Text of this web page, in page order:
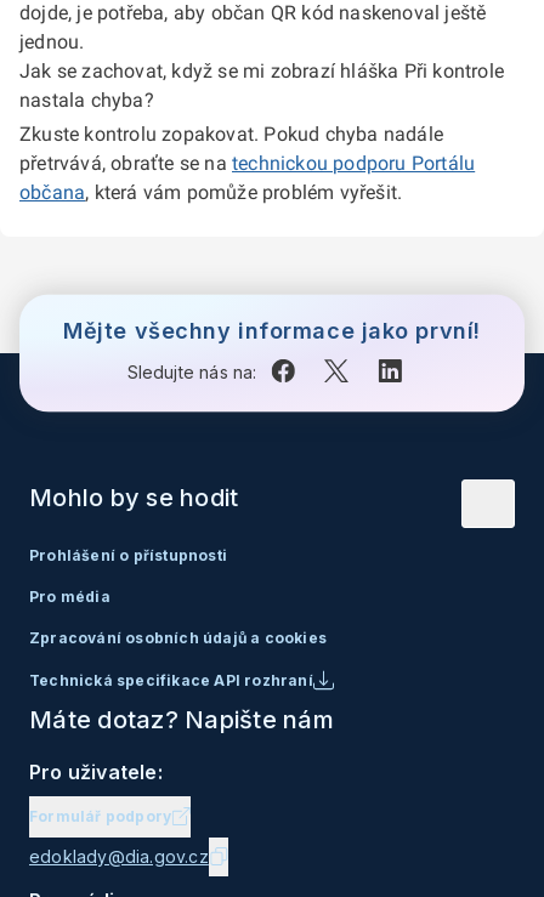
dojde, je potřeba, aby občan QR kód naskenoval ještě
jednou.
Jak se zachovat, když se mi zobrazí hláška Při kontrole
nastala chyba?
Zkuste kontrolu zopakovat. Pokud chyba nadále
přetrvává, obraťte se na technickou podporu Portálu
občana, která vám pomůže problém vyřešit.
Mějte všechny informace jako první!
Sledujte nás na:
Mohlo by se hodit
Prohlášení o přístupnosti
Pro média
Zpracování osobních údajů a cookies
Technická specifikace API rozhraní
Máte dotaz? Napište nám
Pro uživatele:
Formulář podpory
edoklady@dia.gov.cz